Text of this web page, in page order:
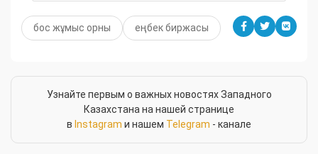
бос жұмыс орны еңбек биржасы
Узнайте первым о важных новостях Западного
Казахстана на нашей странице
в Instagram и нашем Telegram - канале